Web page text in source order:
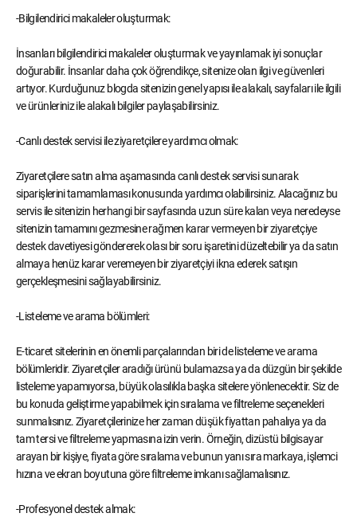
-Bilgilendirici makaleler oluşturmak:
İnsanları bilgilendirici makaleler oluşturmak ve yayınlamak iyi sonuçlar
doğurabilir. İnsanlar daha çok öğrendikçe, sitenize olan ilgi ve güvenleri
artıyor. Kurduğunuz blogda sitenizin genel yapısı ile alakalı, sayfaları ile ilgili
ve ürünleriniz ile alakalı bilgiler paylaşabilirsiniz.
-Canlı destek servisi ile ziyaretçilere yardımcı olmak:
Ziyaretçilere satın alma aşamasında canlı destek servisi sunarak
siparişlerini tamamlaması konusunda yardımcı olabilirsiniz. Alacağınız bu
servis ile sitenizin herhangi bir sayfasında uzun süre kalan veya neredeyse
sitenizin tamamını gezmesine rağmen karar vermeyen bir ziyaretçiye
destek davetiyesi göndererek olası bir soru işaretini düzeltebilir ya da satın
almaya henüz karar veremeyen bir ziyaretçiyi ikna ederek satışın
gerçekleşmesini sağlayabilirsiniz.
-Listeleme ve arama bölümleri:
E-ticaret sitelerinin en önemli parçalarından biri de listeleme ve arama
bölümleridir. Ziyaretçiler aradığı ürünü bulamazsa ya da düzgün bir şekilde
listeleme yapamıyorsa, büyük olasılıkla başka sitelere yönlenecektir. Siz de
bu konuda geliştirme yapabilmek için sıralama ve filtreleme seçenekleri
sunmalısınız. Ziyaretçilerinize her zaman düşük fiyattan pahalıya ya da
tam tersi ve filtreleme yapmasına izin verin. Örneğin, dizüstü bilgisayar
arayan bir kişiye, fiyata göre sıralama ve bunun yanı sıra markaya, işlemci
hızına ve ekran boyutuna göre filtreleme imkanı sağlamalısınız.
-Profesyonel destek almak: